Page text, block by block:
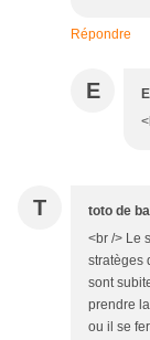
Répondre
E
T toto de
<br /> Le
stratèges
sont
prendre
ou il se